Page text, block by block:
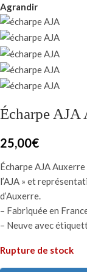
Agrandir
Écharpe AJA
25,00€
Écharpe AJA
l’AJA » et
d’Auxerre.
– Fabriquée en
– Neuve avec
Rupture de stock